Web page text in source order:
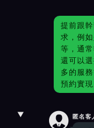
提前跟
求，例
等，通
還可以
多的服
預約實現
 匿名客